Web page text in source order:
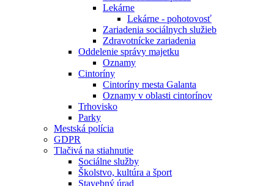
Lekárne
Lekárne - pohotovosť
Zariadenia sociálnych služieb
Zdravotnícke zariadenia
Oddelenie správy majetku
Oznamy
Cintoríny
Cintoríny mesta Galanta
Oznamy v oblasti cintorínov
Trhovisko
Parky
Mestská polícia
GDPR
Tlačivá na stiahnutie
Sociálne služby
Školstvo, kultúra a šport
Stavebný úrad